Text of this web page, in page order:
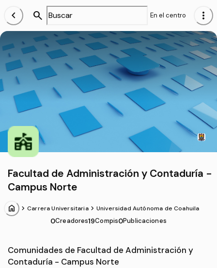
chevron_left search En el centro more_vert
Facultad de Administración y Contaduría -
Campus Norte
home chevron_forward Carrera Universitariachevron_forward Universidad Autónoma de Coahuila
0Creadores19Compis0Publicaciones
Comunidades de Facultad de Administración y
Contaduría - Campus Norte